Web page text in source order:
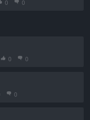
0 0
0 0
0